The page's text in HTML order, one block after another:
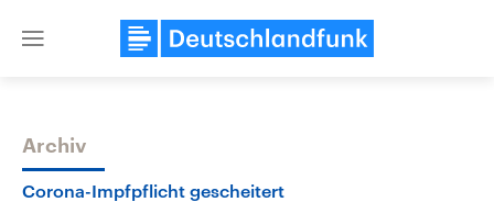
Close
Themen
Archiv
Corona-Impfpflicht gescheitert